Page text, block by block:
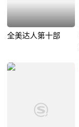
全美达人第十部